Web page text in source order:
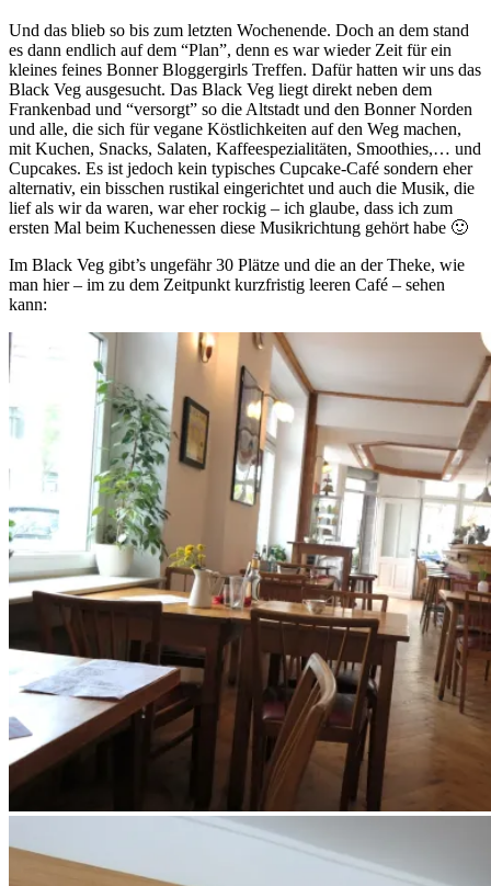
Und das blieb so bis zum letzten Wochenende. Doch an dem stand
es dann endlich auf dem “Plan”, denn es war wieder Zeit für ein
kleines feines Bonner Bloggergirls Treffen. Dafür hatten wir uns das
Black Veg ausgesucht. Das Black Veg liegt direkt neben dem
Frankenbad und “versorgt” so die Altstadt und den Bonner Norden
und alle, die sich für vegane Köstlichkeiten auf den Weg machen,
mit Kuchen, Snacks, Salaten, Kaffeespezialitäten, Smoothies,… und
Cupcakes. Es ist jedoch kein typisches Cupcake-Café sondern eher
alternativ, ein bisschen rustikal eingerichtet und auch die Musik, die
lief als wir da waren, war eher rockig – ich glaube, dass ich zum
ersten Mal beim Kuchenessen diese Musikrichtung gehört habe 🙂
Im Black Veg gibt’s ungefähr 30 Plätze und die an der Theke, wie
man hier – im zu dem Zeitpunkt kurzfristig leeren Café – sehen
kann: